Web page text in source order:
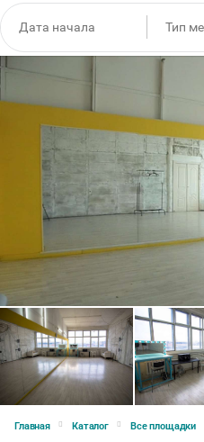
Главная Каталог Все площадки